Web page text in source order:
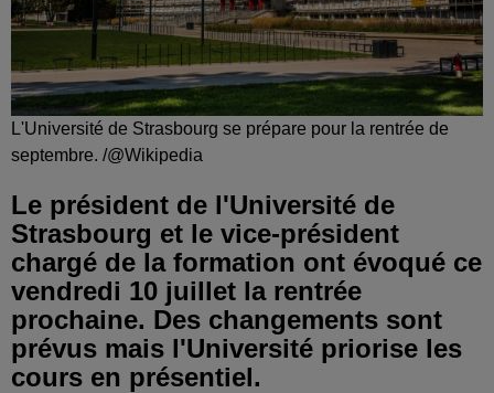
L'Université de Strasbourg se prépare pour la rentrée de
septembre. /@Wikipedia
Le président de l'Université de
Strasbourg et le vice-président
chargé de la formation ont évoqué ce
vendredi 10 juillet la rentrée
prochaine. Des changements sont
prévus mais l'Université priorise les
cours en présentiel.